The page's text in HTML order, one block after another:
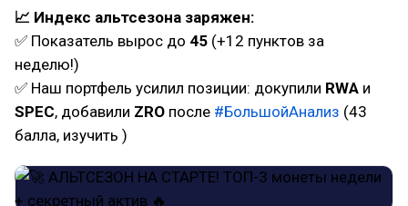
📈 Индекс альтсезона заряжен:
✅ Показатель вырос до 45 (+12 пунктов за
неделю!)
✅ Наш портфель усилил позиции: докупили RWA и
SPEC, добавили ZRO после #БольшойАнализ (43
балла, изучить )